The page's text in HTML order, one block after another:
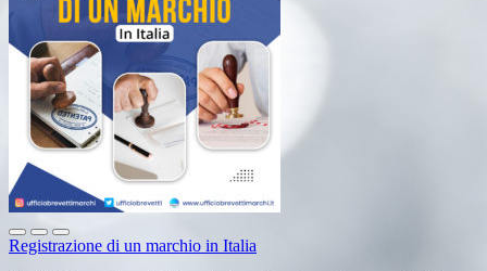
Registrazione di un marchio in Italia